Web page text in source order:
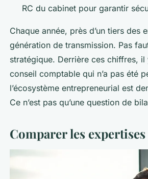
RC du cabinet pour garantir
Chaque année, près d’un tiers
génération de transmission. Pas
stratégique. Derrière ces chiffres,
conseil comptable qui n’a pas été
l’écosystème entrepreneurial est
Ce n’est pas qu’une question de
Comparer les